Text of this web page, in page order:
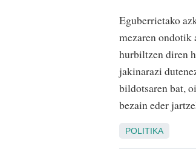
Eguberrietako
mezaren ondotik
hurbiltzen diren
jakinarazi
bildotsaren bat,
bezain eder
POLITIKA